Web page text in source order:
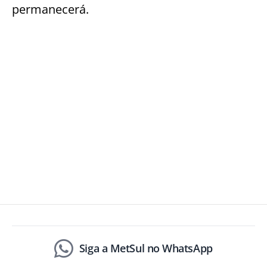
permanecerá.
Siga a MetSul no WhatsApp